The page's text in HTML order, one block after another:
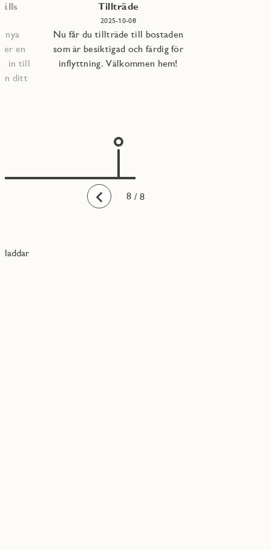
Bakåt
nya
en
in till
ditt
Tillträde
2025-10-08
Nu får du tillträde till bostaden
som är besiktigad och färdig för
inflyttning. Välkommen hem!
1
2
3
4
5
6
7
8 / 8
laddar